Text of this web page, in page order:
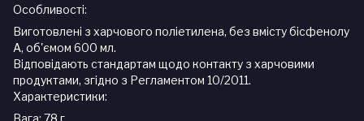
Особливості:
Виготовлені з харчового поліетилена, без вмісту бісфенолу
А, об'ємом 600 мл.
Відповідають стандартам щодо контакту з харчовими
продуктами, згідно з Регламентом 10/2011.
Характеристики: